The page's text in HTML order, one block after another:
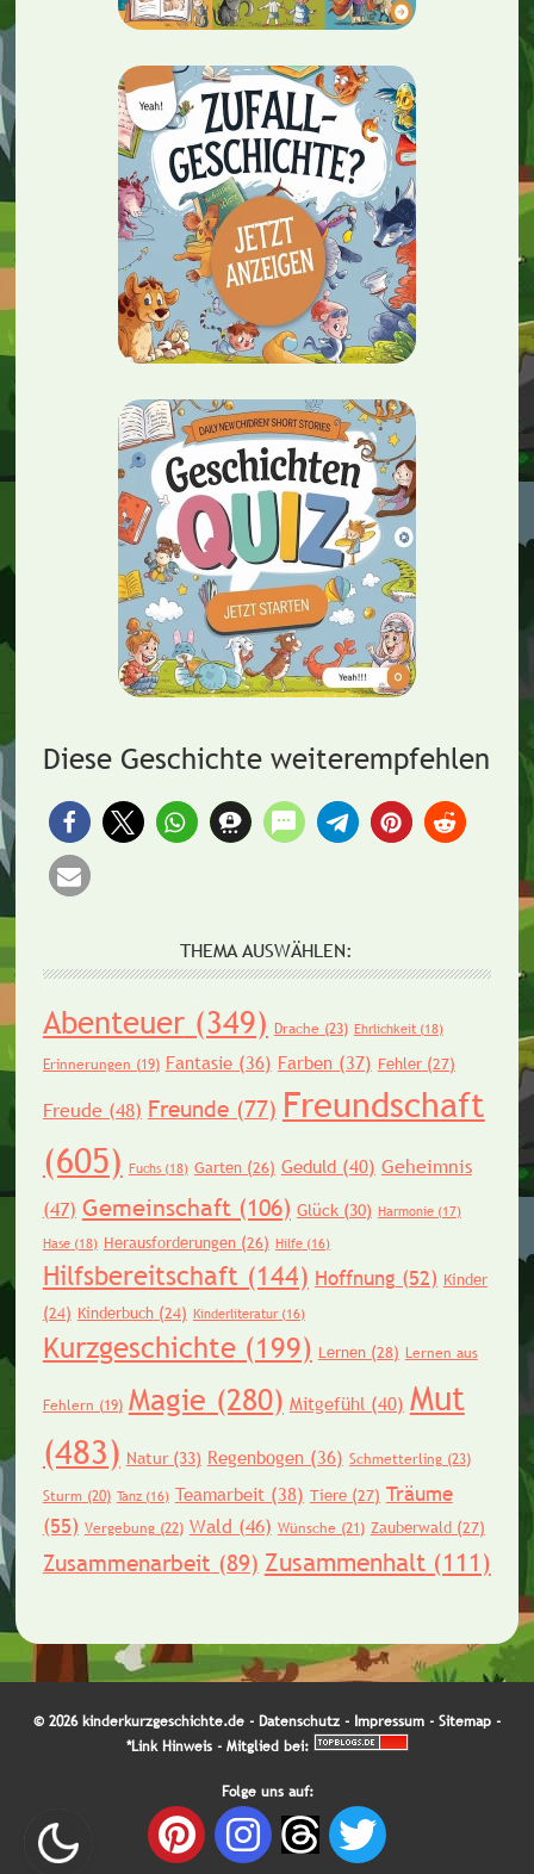
Diese Geschichte weiterempfehlen
THEMA AUSWÄHLEN:
Abenteuer(349) Drache (23) Ehrlichkeit(18)
Erinnerungen (19) Fantasie(36) Farben(37) Fehler(27)
Freude(48) Freunde(77) Freundschaft
(605) Fuchs(18) Garten(26) Geduld(40) Geheimnis
(47) Gemeinschaft(106) Glück(30) Harmonie(17)
Hase(18) Herausforderungen(26) Hilfe(16)
Hilfsbereitschaft (144) Hoffnung (52) Kinder
(24) Kinderbuch(24) Kinderliteratur(16)
Kurzgeschichte(199) Lernen(28) Lernen aus
Fehlern (19) Magie (280) Mitgefühl(40) Mut
(483) Natur(33) Regenbogen(36) Schmetterling(23)
Sturm(20) Tanz(16) Teamarbeit(38) Tiere(27) Träume
(55) Vergebung(22) Wald (46) Wünsche (21) Zauberwald(27)
Zusammenarbeit (89) Zusammenhalt(111)
© 2026 kinderkurzgeschichte.de - Datenschutz - Impressum - Sitemap -
*Link Hinweis- Mitglied bei:
Folge uns auf: